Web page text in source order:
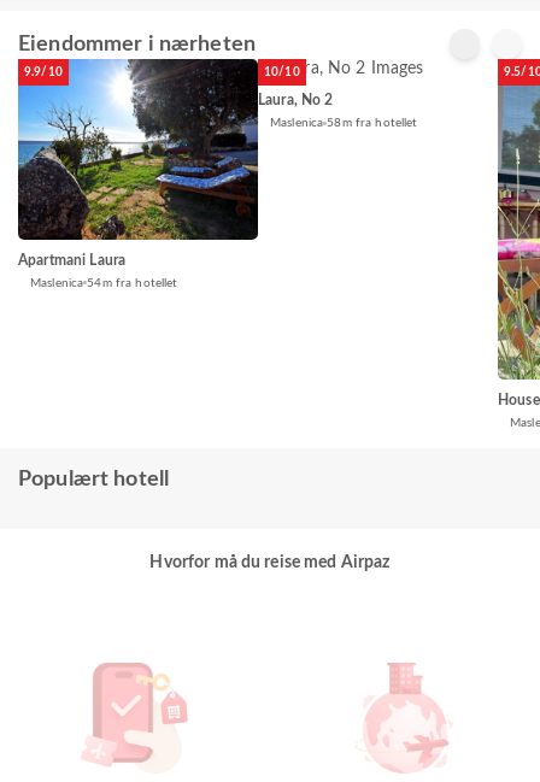
Eiendommer i nærheten
9.9/10
Apartmani Laura
Maslenica 54m fra hotellet
10/10
Laura, No 2
Maslenica 58m fra hotellet
9.5/
Populært hotell
Hvorfor må du reise med Airpaz